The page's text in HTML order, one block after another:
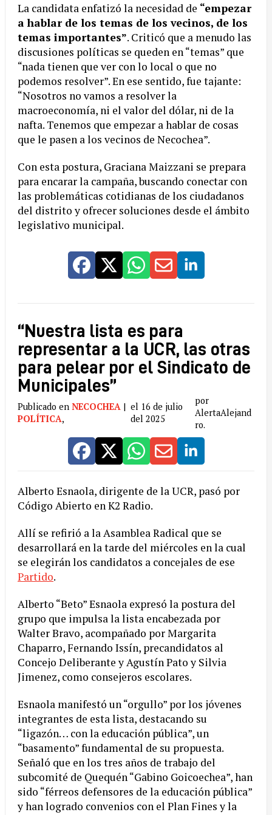
La candidata enfatizó la necesidad de “empezar
a hablar de los temas de los vecinos, de los
temas importantes”. Criticó que a menudo las
discusiones políticas se queden en “temas” que
“nada tienen que ver con lo local o que no
podemos resolver”. En ese sentido, fue tajante:
“Nosotros no vamos a resolver la
macroeconomía, ni el valor del dólar, ni de la
nafta. Tenemos que empezar a hablar de cosas
que le pasen a los vecinos de Necochea”.
Con esta postura, Graciana Maizzani se prepara
para encarar la campaña, buscando conectar con
las problemáticas cotidianas de los ciudadanos
del distrito y ofrecer soluciones desde el ámbito
legislativo municipal.
“Nuestra lista es para
representar a la UCR, las otras
para pelear por el Sindicato de
Municipales”
Publicado en NECOCHEA |
POLÍTICA,
el 16 de julio
del 2025
por
AlertaAlejand
ro.
Alberto Esnaola, dirigente de la UCR, pasó por
Código Abierto en K2 Radio.
Allí se refirió a la Asamblea Radical que se
desarrollará en la tarde del miércoles en la cual
se elegirán los candidatos a concejales de ese
Partido.
Alberto “Beto” Esnaola expresó la postura del
grupo que impulsa la lista encabezada por
Walter Bravo, acompañado por Margarita
Chaparro, Fernando Issín, precandidatos al
Concejo Deliberante y Agustín Pato y Silvia
Jimenez, como consejeros escolares.
Esnaola manifestó un “orgullo” por los jóvenes
integrantes de esta lista, destacando su
“ligazón… con la educación pública”, un
“basamento” fundamental de su propuesta.
Señaló que en los tres años de trabajo del
subcomité de Quequén “Gabino Goicoechea”, han
sido “férreos defensores de la educación pública”
y han logrado convenios con el Plan Fines y la